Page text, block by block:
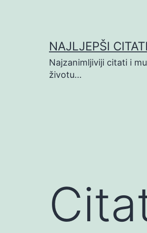
NAJLJEPŠI
Najzanimljiviji citati i
životu…